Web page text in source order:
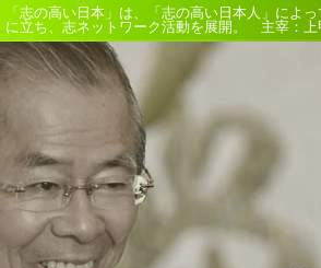
「志の高い日本」は、「志の高い日本人」によ
に立ち、志ネットワーク活動を展開。 主宰：上